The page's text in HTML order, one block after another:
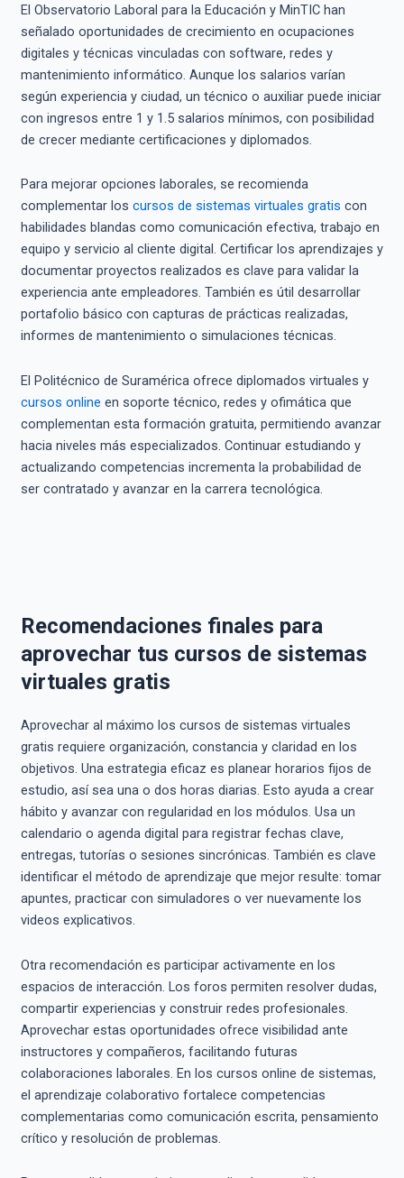
El Observatorio Laboral para la Educación y MinTIC han
señalado oportunidades de crecimiento en ocupaciones
digitales y técnicas vinculadas con software, redes y
mantenimiento informático. Aunque los salarios varían
según experiencia y ciudad, un técnico o auxiliar puede iniciar
con ingresos entre 1 y 1.5 salarios mínimos, con posibilidad
de crecer mediante certificaciones y diplomados.
Para mejorar opciones laborales, se recomienda
complementar los cursos de sistemas virtuales gratis con
habilidades blandas como comunicación efectiva, trabajo en
equipo y servicio al cliente digital. Certificar los aprendizajes y
documentar proyectos realizados es clave para validar la
experiencia ante empleadores. También es útil desarrollar
portafolio básico con capturas de prácticas realizadas,
informes de mantenimiento o simulaciones técnicas.
El Politécnico de Suramérica ofrece diplomados virtuales y
cursos online en soporte técnico, redes y ofimática que
complementan esta formación gratuita, permitiendo avanzar
hacia niveles más especializados. Continuar estudiando y
actualizando competencias incrementa la probabilidad de
ser contratado y avanzar en la carrera tecnológica.
Recomendaciones finales para
aprovechar tus cursos de sistemas
virtuales gratis
Aprovechar al máximo los cursos de sistemas virtuales
gratis requiere organización, constancia y claridad en los
objetivos. Una estrategia eficaz es planear horarios fijos de
estudio, así sea una o dos horas diarias. Esto ayuda a crear
hábito y avanzar con regularidad en los módulos. Usa un
calendario o agenda digital para registrar fechas clave,
entregas, tutorías o sesiones sincrónicas. También es clave
identificar el método de aprendizaje que mejor resulte: tomar
apuntes, practicar con simuladores o ver nuevamente los
videos explicativos.
Otra recomendación es participar activamente en los
espacios de interacción. Los foros permiten resolver dudas,
compartir experiencias y construir redes profesionales.
Aprovechar estas oportunidades ofrece visibilidad ante
instructores y compañeros, facilitando futuras
colaboraciones laborales. En los cursos online de sistemas,
el aprendizaje colaborativo fortalece competencias
complementarias como comunicación escrita, pensamiento
crítico y resolución de problemas.